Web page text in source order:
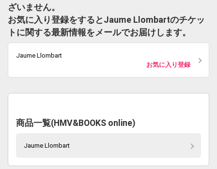
ざいません。
お気に入り登録をするとJaume Llombartのチケッ
トに関する最新情報をメールでお届けします。
Jaume Llombart
お気に入り登録
商品一覧(HMV&BOOKS online)
Jaume Llombart